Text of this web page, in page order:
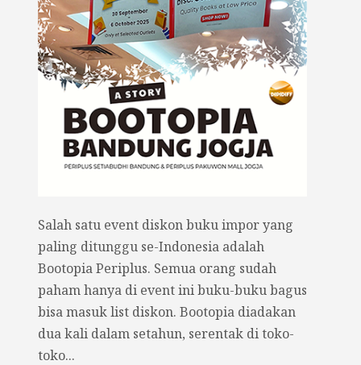
Salah satu event diskon buku impor yang
paling ditunggu se-Indonesia adalah
Bootopia Periplus. Semua orang sudah
paham hanya di event ini buku-buku bagus
bisa masuk list diskon. Bootopia diadakan
dua kali dalam setahun, serentak di toko-
toko...